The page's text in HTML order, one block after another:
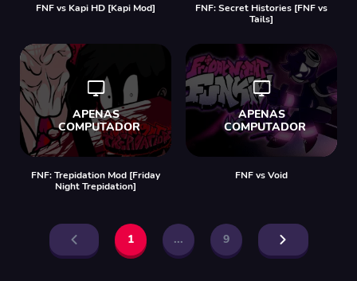
FNF vs Kapi HD [Kapi Mod]
FNF: Secret Histories [FNF vs
Tails]
FNF: Trepidation Mod [Friday
Night Trepidation]
FNF vs Void
1 ... 9